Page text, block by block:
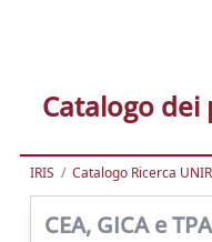
Catalogo
IRIS Catalogo Ricerca
CEA, GICA e